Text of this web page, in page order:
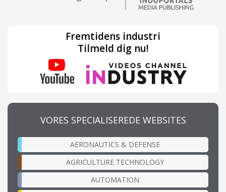
Fremtidens industri
Tilmeld dig nu!
VORES SPECIALISEREDE WEBSITES
AERONAUTICS & DEFENSE
AGRICULTURE TECHNOLOGY
AUTOMATION